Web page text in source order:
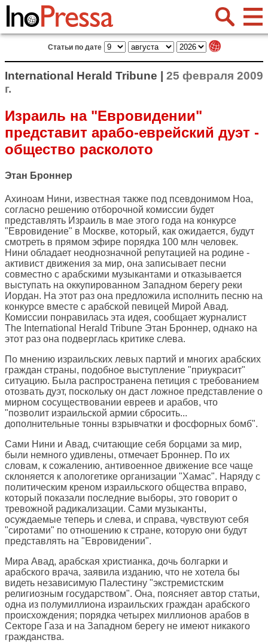
Статьи по дате
International Herald Tribune | 25 февраля 2009
г.
Израиль на "Евровидении"
представит арабо-еврейский дуэт -
общество расколото
Этан Броннер
Ахиноам Нини, известная также под псевдонимом Ноа,
согласно решению отборочной комиссии будет
представлять Израиль в мае этого года на конкурсе
"Евровидение" в Москве, который, как ожидается, будут
смотреть в прямом эфире порядка 100 млн человек.
Нини обладает неоднозначной репутацией на родине -
активист движения за мир, она записывает песни
совместно с арабскими музыкантами и отказывается
выступать на оккупированном Западном берегу реки
Иордан. На этот раз она предложила исполнить песню на
конкурсе вместе с арабской певицей Мирой Авад.
Комиссии понравилась эта идея, сообщает журналист
The International Herald Tribune Этан Броннер, однако на
этот раз она подверглась критике слева.
По мнению израильских левых партий и многих арабских
граждан страны, подобное выступление "приукрасит"
ситуацию. Была распространена петиция с требованием
отозвать дуэт, поскольку он даст ложное представление о
мирном сосуществовании евреев и арабов, что
"позволит израильской армии сбросить...
дополнительные тонны взрывчатки и фосфорных бомб".
Сами Нини и Авад, считающие себя борцами за мир,
были немного удивлены, отмечает Броннер. По их
словам, к сожалению, антивоенное движение все чаще
склоняется к апологетике организации "Хамас". Наряду с
политическим креном израильского общества вправо,
который показали последние выборы, это говорит о
тревожной радикализации. Сами музыканты,
осуждаемые теперь и слева, и справа, чувствуют себя
"сиротами" по отношению к стране, которую они будут
представлять на "Евровидении".
Мира Авад, арабская христианка, дочь болгарки и
арабского врача, заявила изданию, что не хотела бы
видеть независимую Палестину "экстремистским
религиозным государством". Она, поясняет автор статьи,
одна из полумиллиона израильских граждан арабского
происхождения; порядка четырех миллионов арабов в
Секторе Газа и на Западном берегу не имеют никакого
гражданства.